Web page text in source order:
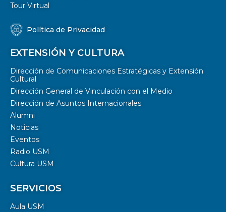
Tour Virtual
Política de Privacidad
EXTENSIÓN Y CULTURA
Dirección de Comunicaciones Estratégicas y Extensión
Cultural
Dirección General de Vinculación con el Medio
Dirección de Asuntos Internacionales
Alumni
Noticias
Eventos
Radio USM
Cultura USM
SERVICIOS
Aula USM